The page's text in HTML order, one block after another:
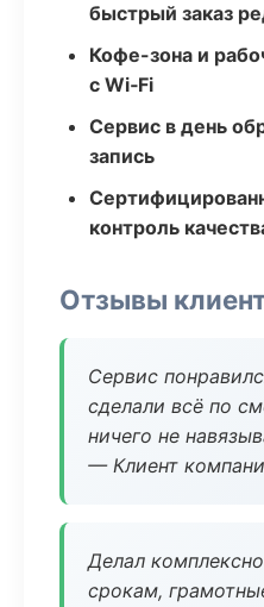
быстрый заказ
Кофе-зона и
с Wi‑Fi
Сервис в день
запись
контроль
Отзывы
Сервис
сделали всё по
ничего не
— Клиент
Делал
срокам,